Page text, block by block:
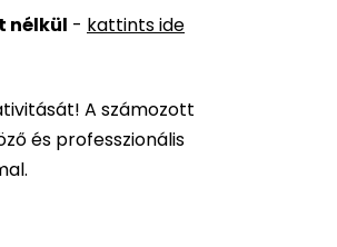
nélkül - kattints ide
A számozott
és professzionális